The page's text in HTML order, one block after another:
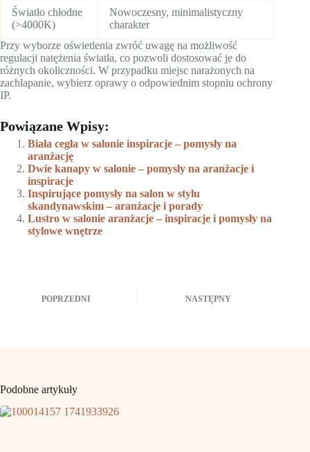
Światło chłodne
(>4000K)
Nowoczesny, minimalistyczny
charakter
Przy wyborze oświetlenia zwróć uwagę na możliwość
regulacji natężenia światła, co pozwoli dostosować je do
różnych okoliczności. W przypadku miejsc narażonych na
zachlapanie, wybierz oprawy o odpowiednim stopniu ochrony
IP.
Powiązane Wpisy:
Biała cegła w salonie inspiracje – pomysły na
aranżację
Dwie kanapy w salonie – pomysły na aranżacje i
inspiracje
Inspirujące pomysły na salon w stylu
skandynawskim – aranżacje i porady
Lustro w salonie aranżacje – inspiracje i pomysły na
stylowe wnętrze
POPRZEDNI NASTĘPNY
Podobne artykuły